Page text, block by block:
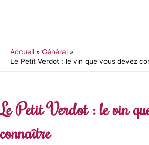
Accueil
Général
Le Petit Verdot : le vin que vous devez
Le Petit Verdot : le vin
connaître